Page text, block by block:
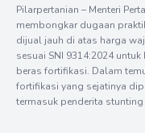
Pilarpertanian – Menteri
membongkar dugaan
dijual jauh di atas harga
sesuai SNI 9314:2024
beras fortifikasi. Dalam
fortifikasi yang sejatinya
termasuk penderita stunting